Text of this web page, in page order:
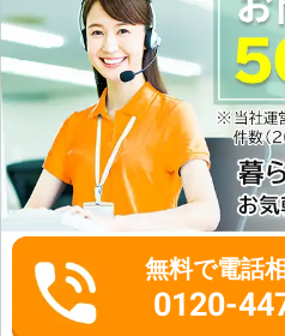
無料で電話
0120-